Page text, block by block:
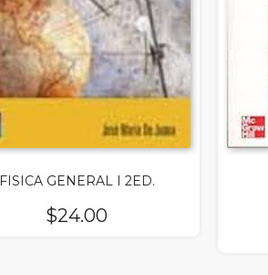
FISICA GENERAL I 2ED.
$24.00